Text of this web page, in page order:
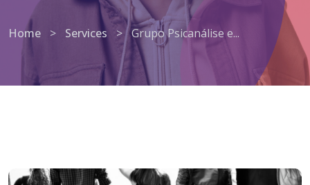
Home > Services > Grupo Psicanálise e...